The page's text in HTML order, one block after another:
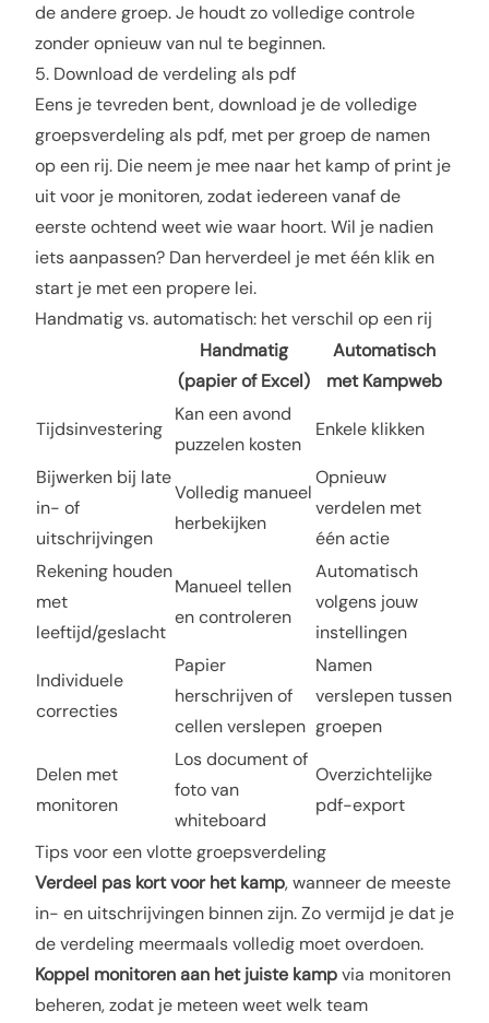
de andere groep. Je houdt zo volledige controle
zonder opnieuw van nul te beginnen.
5. Download de verdeling als pdf
Eens je tevreden bent, download je de volledige
groepsverdeling als pdf, met per groep de namen
op een rij. Die neem je mee naar het kamp of print je
uit voor je monitoren, zodat iedereen vanaf de
eerste ochtend weet wie waar hoort. Wil je nadien
iets aanpassen? Dan herverdeel je met één klik en
start je met een propere lei.
Handmatig vs. automatisch: het verschil op een rij
Handmatig
(papier of Excel)
Automatisch
met Kampweb
Tijdsinvestering
Kan een avond
puzzelen kosten
Enkele klikken
Bijwerken bij late
in- of
uitschrijvingen
Volledig manueel
herbekijken
Opnieuw
verdelen met
één actie
Rekening houden
met
leeftijd/geslacht
Manueel tellen
en controleren
Automatisch
volgens jouw
instellingen
Individuele
correcties
Papier
herschrijven of
cellen verslepen
Namen
verslepen tussen
groepen
Delen met
monitoren
Los document of
foto van
whiteboard
Overzichtelijke
pdf-export
Tips voor een vlotte groepsverdeling
Verdeel pas kort voor het kamp, wanneer de meeste
in- en uitschrijvingen binnen zijn. Zo vermijd je dat je
de verdeling meermaals volledig moet overdoen.
Koppel monitoren aan het juiste kampvia monitoren
beheren, zodat je meteen weet welk team